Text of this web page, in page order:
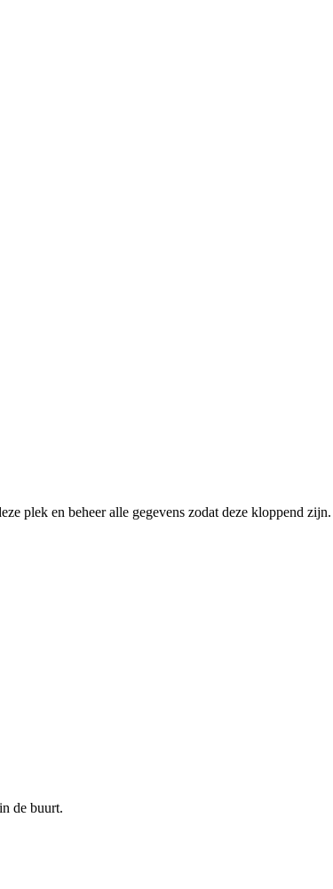
plek en beheer alle gegevens zodat deze kloppend zijn.
de buurt.